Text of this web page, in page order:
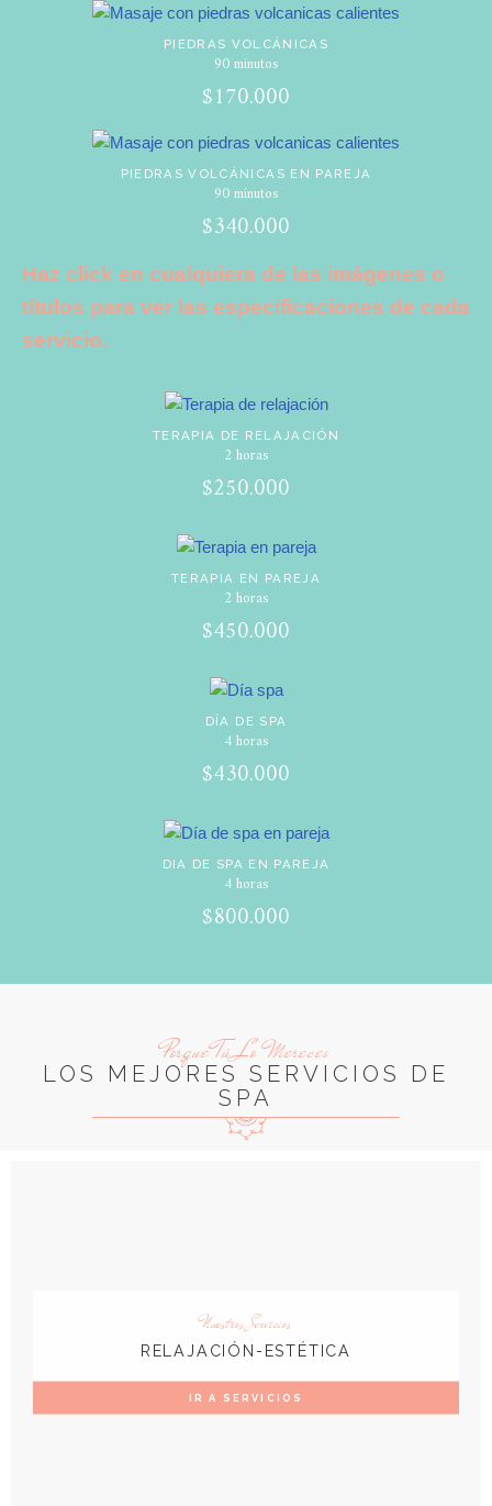
PIEDRAS VOLCÁNICAS
90 minutos
$170.000
PIEDRAS VOLCÁNICAS EN PAREJA
90 minutos
$340.000
Haz click en cualquiera de las imágenes o
títulos para ver las especificaciones de cada
servicio.
TERAPIA DE RELAJACIÓN
2 horas
$250.000
TERAPIA EN PAREJA
2 horas
$450.000
DÍA DE SPA
4 horas
$430.000
DIA DE SPA EN PAREJA
4 horas
$800.000
Porque Tú Lo Mereces
LOS MEJORES SERVICIOS DE
SPA
Nuestros Servicios
RELAJACIÓN-ESTÉTICA
IR A SERVICIOS